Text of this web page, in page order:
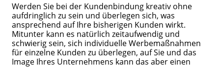
Werden Sie bei der Kundenbindung kreativ ohne
aufdringlich zu sein und überlegen sich, was
ansprechend auf Ihre bisherigen Kunden wirkt.
Mitunter kann es natürlich zeitaufwendig und
schwierig sein, sich individuelle Werbemaßnahmen
für einzelne Kunden zu überlegen, auf Sie und das
Image Ihres Unternehmens kann das aber einen